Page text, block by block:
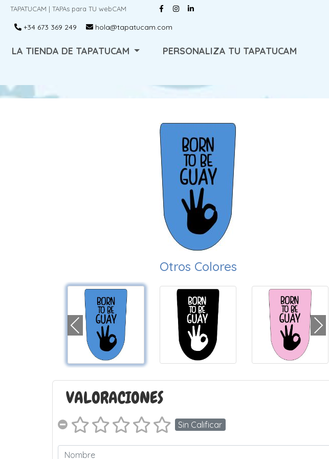
TAPATUCAM | TAPAs para TU webCAM
+34 673 369 249
hola@tapatucam.com
LA TIENDA DE TAPATUCAM PERSONALIZA TU TAPATUCAM
Otros Colores
VALORACIONES
Sin Calificar